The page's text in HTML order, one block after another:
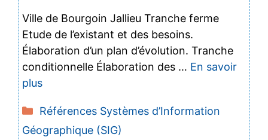
Ville de Bourgoin Jallieu Tranche ferme
Etude de l’existant et des besoins.
Élaboration d’un plan d’évolution. Tranche
conditionnelle Élaboration des … En savoir
plus
Catégories
Références Systèmes d’Information
Géographique (SIG)